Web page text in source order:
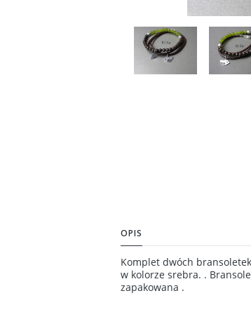
OPIS
Komplet dwóch
w kolorze srebra. .
zapakowana .